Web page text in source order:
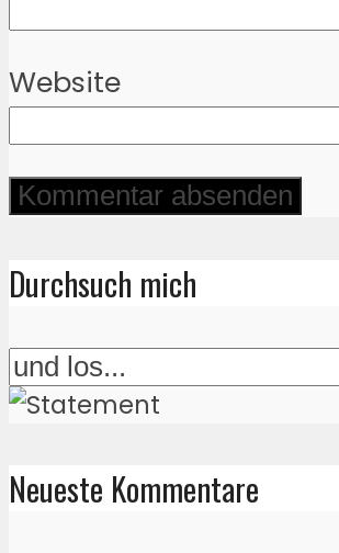
Website
Durchsuch mich
Neueste Kommentare